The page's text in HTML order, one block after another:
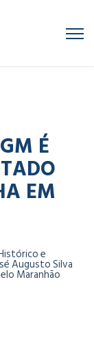
É
EM
e
Augusto Silva
Maranhão